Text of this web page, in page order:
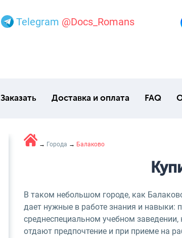
Telegram @Docs_Romans
Заказать Доставка и оплата FAQ
→ Города → Балаково
В таком небольшом городе, как
дает нужные в работе знания и навыки:
среднеспециальном учебном
отдают предпочтение и при приеме на